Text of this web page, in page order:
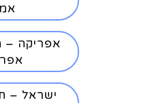
אפריקה –
ישראל –